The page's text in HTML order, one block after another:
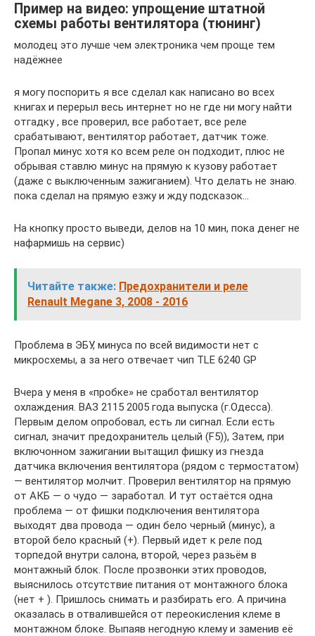
Пример на видео: упрощение штатной
схемы работы вентилятора (тюнинг)
молодец это лучше чем электроника чем проще тем
надёжнее
я могу поспорить я все сделал как написано во всех
книгах и перерыл весь интернет но не где ни могу найти
отгадку , все проверил, все работает, все реле
срабатывают, вентилятор работает, датчик тоже.
Пропал минус хотя ко всем реле он подходит, плюс не
обрывая ставлю минус на прямую к кузову работает
(даже с выключенным зажиганием). Что делать не знаю.
пока сделал на прямую езжу и жду подсказок…
На кнопку просто выведи, делов на 10 мин, пока денег не
нафармишь на сервис)
Читайте также: Предохранители и реле
Renault Megane 3, 2008 - 2016
Проблема в ЭБУ, минуса по всей видимости нет с
микросхемы, а за него отвечает чип TLE 6240 GP
Вчера у меня в «пробке» не сработал вентилятор
охлаждения. ВАЗ 2115 2005 года выпуска (г.Одесса).
Первым делом опробовал, есть ли сигнал. Если есть
сигнал, значит предохранитель целый (F5)), Затем, при
включонном зажигании вытащил фишку из гнезда
датчика включения вентилятора (рядом с термостатом)
— вентилятор молчит. Проверил вентилятор на прямую
от АКБ — о чудо — заработал. И тут остаётся одна
проблема — от фишки подключения вентилятора
выходят два провода — один бело черный (минус), а
второй бело красный (+). Первый идет к реле под
торпедой внутри салона, второй, через разьём в
монтажный блок. После прозвонки этих проводов,
выяснилось отсутствие питания от монтажного блока
(нет + ). Пришлось снимать и разбирать его. А причина
оказалась в отвалившейся от переокисления клеме в
монтажном блоке. Выпаяв негодную клему и заменив её